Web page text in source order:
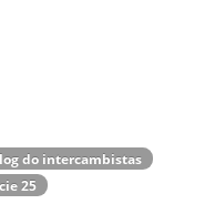
do intercambistas
25